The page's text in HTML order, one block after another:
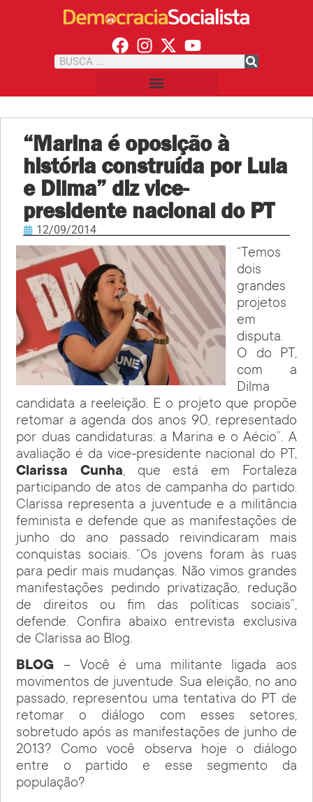
“Marina é oposição à
história construída por Lula
e Dilma” diz vice-
presidente nacional do PT
12/09/2014
“Temos
dois
grandes
projetos
em
disputa.
O do PT,
com a
Dilma
candidata a reeleição. E o projeto que propõe
retomar a agenda dos anos 90, representado
por duas candidaturas: a Marina e o Aécio”. A
avaliação é da vice-presidente nacional do PT,
Clarissa Cunha, que está em Fortaleza
participando de atos de campanha do partido.
Clarissa representa a juventude e a militância
feminista e defende que as manifestações de
junho do ano passado reivindicaram mais
conquistas sociais. “Os jovens foram às ruas
para pedir mais mudanças. Não vimos grandes
manifestações pedindo privatização, redução
de direitos ou fim das políticas sociais”,
defende. Confira abaixo entrevista exclusiva
de Clarissa ao Blog.
BLOG – Você é uma militante ligada aos
movimentos de juventude. Sua eleição, no ano
passado, representou uma tentativa do PT de
retomar o diálogo com esses setores,
sobretudo após as manifestações de junho de
2013? Como você observa hoje o diálogo
entre o partido e esse segmento da
população?